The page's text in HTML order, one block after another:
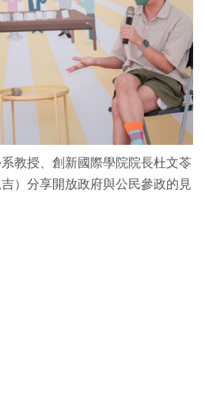
教授、創新國際學院院長杜文苓
）分享開放政府與公民參政的見